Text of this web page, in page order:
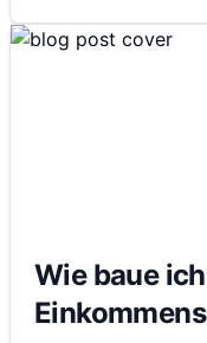
Wie baue